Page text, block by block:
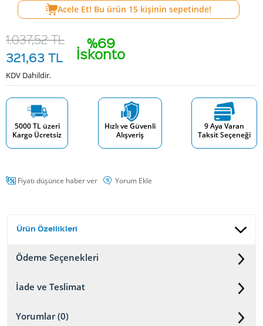
Acele Et! Bu ürün 15 kişinin sepetinde!
%69
İskonto
1.037,52TL
321,63 TL
KDV Dahildir.
5000 TL üzeri
Kargo Ücretsiz
Hızlı ve Güvenli
Alışveriş
9 Aya Varan
Taksit Seçeneği
Fiyatı düşünce haber ver Yorum Ekle
Ürün Özellikleri
Ödeme Seçenekleri
İade ve Teslimat
Yorumlar (0)